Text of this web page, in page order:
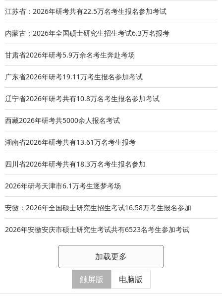
江苏省：2026年研考共有22.5万名考生报名参加考试
内蒙古：2026年全国硕士研究生招生考试6.3万名报考
甘肃省2026年研考5.9万余名考生奔赴考场
广东省2026年研考19.11万考生报名参加考试
辽宁省2026年研考共有10.8万名考生报名参加考试
西藏2026年研考共5000余人报名考试
湖南省2026年研考共有13.61万名考生报考
四川省2026年研考共有18.3万名考生报名参加
2026年研考天津市6.1万考生逐梦考场
安徽：2026年全国硕士研究生招生考试16.58万考生报名参加
2026年安徽安庆市硕士研究生考试共有6523名考生参加考试
加载更多
触屏版 电脑版